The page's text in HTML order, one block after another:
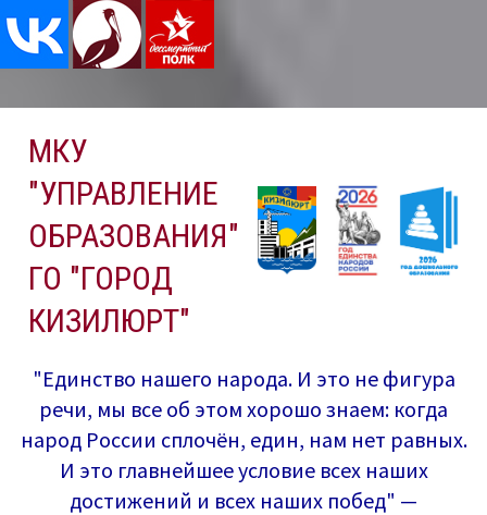
содержимому
МКУ
"УПРАВЛЕНИЕ
ОБРАЗОВАНИЯ"
ГО "ГОРОД
КИЗИЛЮРТ"
"Единство нашего народа. И это не фигура
речи, мы все об этом хорошо знаем: когда
народ России сплочён, един, нам нет равных.
И это главнейшее условие всех наших
достижений и всех наших побед" —